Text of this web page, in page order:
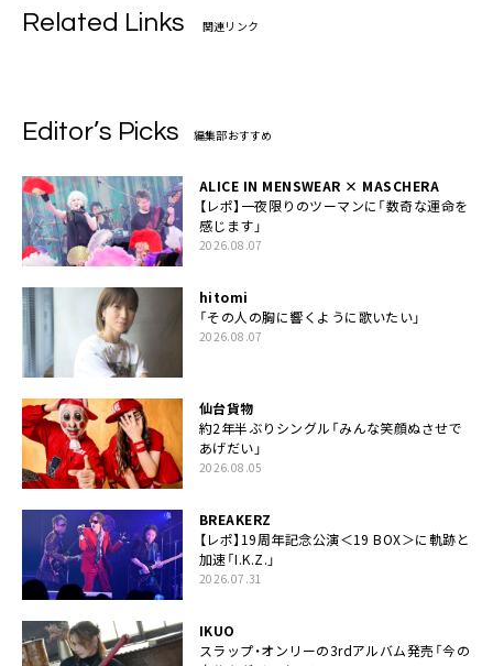
Related Links 関連リンク
Editor’s Picks 編集部おすすめ
ALICE IN MENSWEAR × MASCHERA
【レポ】一夜限りのツーマンに「数奇な運命を
感じます」
2026.08.07
hitomi
「その人の胸に響くように歌いたい」
2026.08.07
仙台貨物
約2年半ぶりシングル「みんな笑顔ぬさせで
あげだい」
2026.08.05
BREAKERZ
【レポ】19周年記念公演＜19 BOX＞に軌跡と
加速「I.K.Z.」
2026.07.31
IKUO
スラップ・オンリーの3rdアルバム発売「今の